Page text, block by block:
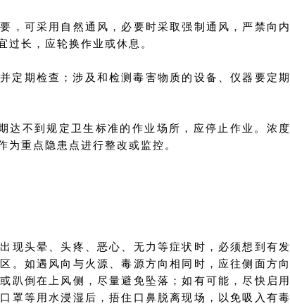
，可采用自然通风，必要时采取强制通风，严禁向内
过长，应轮换作业或休息。
定期检查；涉及和检测毒害物质的设备、仪器要定期
达不到规定卫生标准的作业场所，应停止作业。浓度
重点隐患点进行整改或监控。
现头晕、头疼、恶心、无力等症状时，必须想到有发
。如遇风向与火源、毒源方向相同时，应往侧面方向
趴倒在上风侧，尽量避免坠落；如有可能，尽快启用
罩等用水浸湿后，捂住口鼻脱离现场，以免吸入有毒